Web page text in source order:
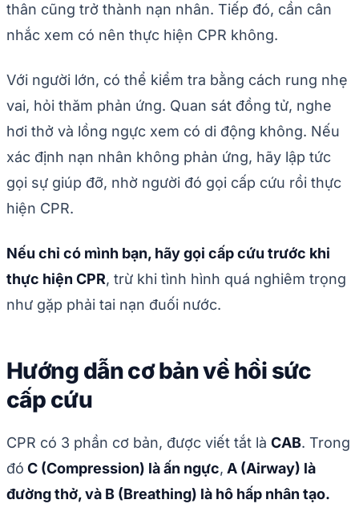
thân cũng trở thành nạn nhân. Tiếp đó, cần cân
nhắc xem có nên thực hiện CPR không.
Với người lớn, có thể kiểm tra bằng cách rung nhẹ
vai, hỏi thăm phản ứng. Quan sát đồng tử, nghe
hơi thở và lồng ngực xem có di động không. Nếu
xác định nạn nhân không phản ứng, hãy lập tức
gọi sự giúp đỡ, nhờ người đó gọi cấp cứu rồi thực
hiện CPR.
Nếu chỉ có mình bạn, hãy gọi cấp cứu trước khi
thực hiện CPR, trừ khi tình hình quá nghiêm trọng
như gặp phải tai nạn đuối nước.
Hướng dẫn cơ bản về hồi sức
cấp cứu
CPR có 3 phần cơ bản, được viết tắt là CAB. Trong
đó C (Compression) là ấn ngực, A (Airway) là
đường thở, và B (Breathing) là hô hấp nhân tạo.